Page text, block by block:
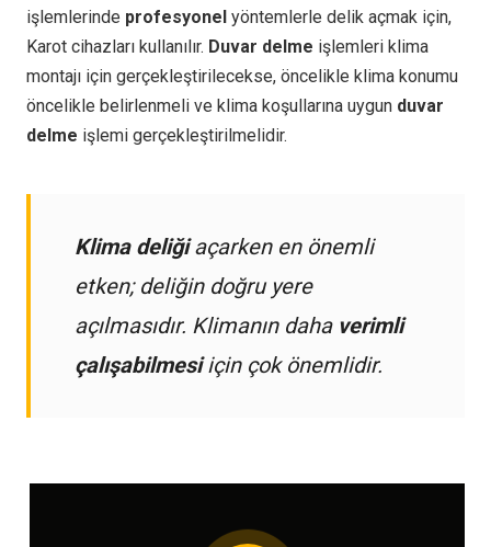
işlemlerinde profesyonel yöntemlerle delik açmak için,
Karot cihazları kullanılır. Duvar delme işlemleri klima
montajı için gerçekleştirilecekse, öncelikle klima konumu
öncelikle belirlenmeli ve klima koşullarına uygun duvar
delme işlemi gerçekleştirilmelidir.
Klima deliğiaçarken en önemli
etken; deliğin doğru yere
açılmasıdır. Klimanın daha verimli
çalışabilmesiiçin çok önemlidir.